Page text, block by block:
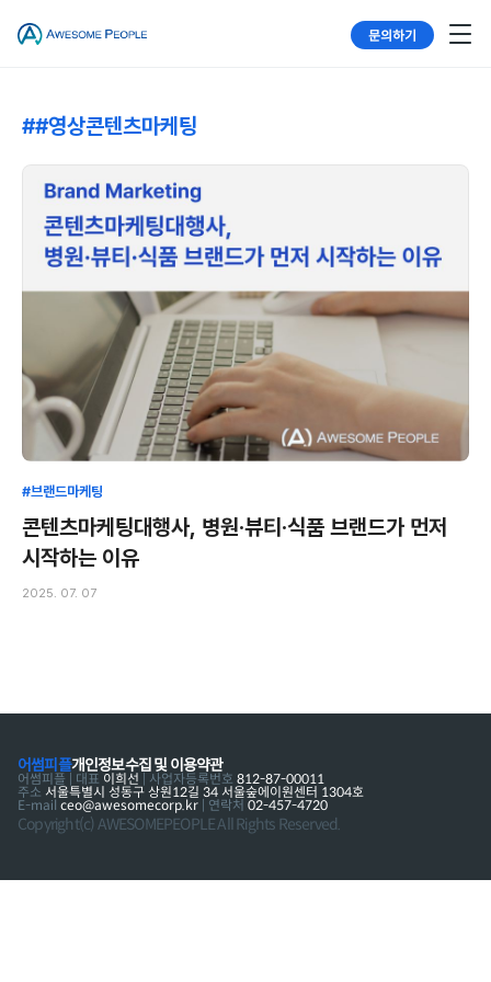
문의하기
##영상콘텐츠마케팅
#브랜드마케팅
콘텐츠마케팅대행사, 병원·뷰티·식품 브랜드가 먼저
시작하는 이유
2025. 07. 07
어썸피플개인정보수집 및 이용약관
어썸피플 | 대표 이희선 | 사업자등록번호 812-87-00011
주소 서울특별시 성동구 상원12길 34 서울숲에이원센터 1304호
E-mail ceo@awesomecorp.kr | 연락처 02-457-4720
Copyright(c) AWESOMEPEOPLE All Rights Reserved.